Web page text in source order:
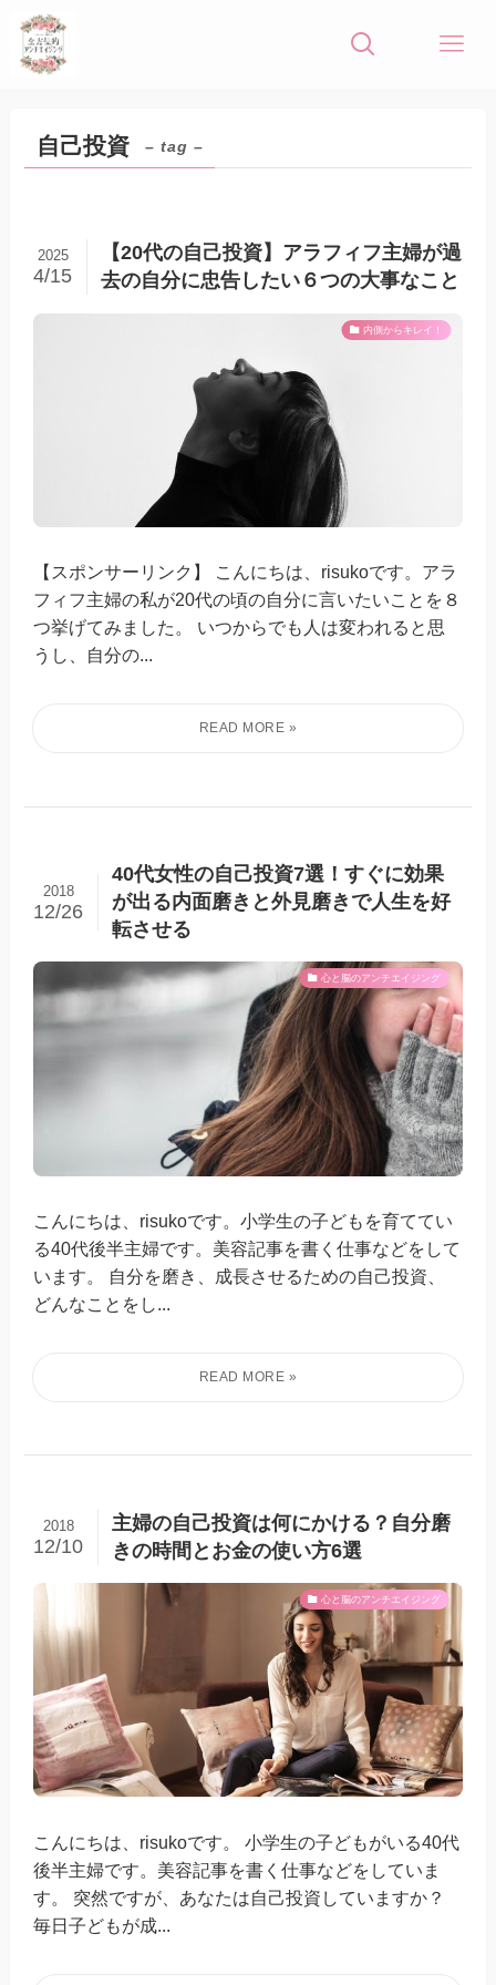
自己投資 – tag –
【20代の自己投資】アラフィフ主婦が過
去の自分に忠告したい６つの大事なこと
2025
4/15
内側からキレイ！
【スポンサーリンク】 こんにちは、risukoです。アラ
フィフ主婦の私が20代の頃の自分に言いたいことを８
つ挙げてみました。 いつからでも人は変われると思
うし、自分の...
40代女性の自己投資7選！すぐに効果
が出る内面磨きと外見磨きで人生を好
転させる
2018
12/26
心と脳のアンチエイジング
こんにちは、risukoです。小学生の子どもを育ててい
る40代後半主婦です。美容記事を書く仕事などをして
います。 自分を磨き、成長させるための自己投資、
どんなことをし...
主婦の自己投資は何にかける？自分磨
きの時間とお金の使い方6選
2018
12/10
心と脳のアンチエイジング
こんにちは、risukoです。 小学生の子どもがいる40代
後半主婦です。美容記事を書く仕事などをしていま
す。 突然ですが、あなたは自己投資していますか？
毎日子どもが成...